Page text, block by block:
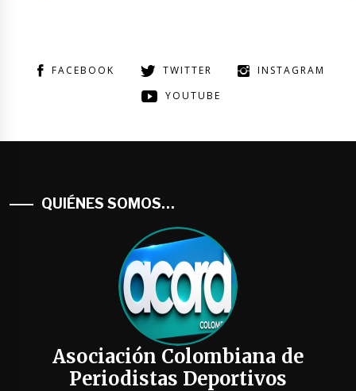
FACEBOOK TWITTER
INSTAGRAM
YOUTUBE
QUIÉNES SOMOS…
Asociación Colombiana de
Periodistas Deportivos